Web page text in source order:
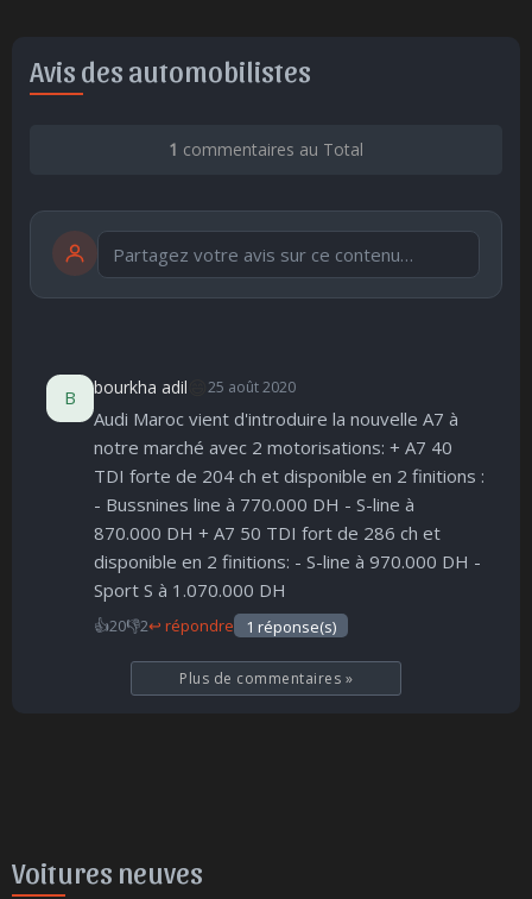
Avis des automobilistes
1 commentaires au Total
🤩
Parfait
👏
Bravo
😄
Réjoui
🙂
Content
😐
Indifférent
😮
Surpris
😞
Déçu
😠
Enervé
😨
Effrayé
publication immédiate Publier
B bourkha adil 25 août 2020
Audi Maroc vient d'introduire la nouvelle A7 à
notre marché avec 2 motorisations: + A7 40
TDI forte de 204 ch et disponible en 2 finitions :
- Bussnines line à 770.000 DH - S-line à
870.000 DH + A7 50 TDI fort de 286 ch et
disponible en 2 finitions: - S-line à 970.000 DH -
Sport S à 1.070.000 DH
👍20👎2↩ répondre 1 réponse(s)
Plus de commentaires »
Voitures neuves